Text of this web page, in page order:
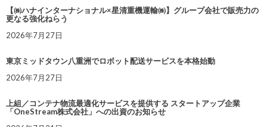
【㈱ハナインターナショナル×星清重機運輸㈱】グループ会社で販売力の
更なる強化ねらう
2026年7月27日
東京ミッドタウン八重洲でロボット配送サービスを本格始動
2026年7月27日
上組／コンテナ物流最適化サービスを提供する スタートアップ企業
「OneStream株式会社」への出資のお知らせ